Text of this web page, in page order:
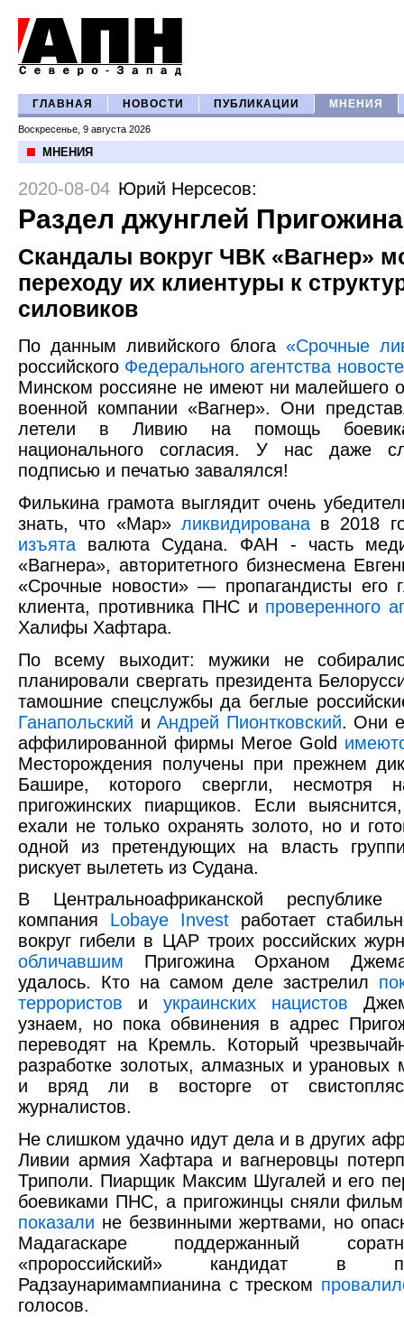
ГЛАВНАЯ НОВОСТИ ПУБЛИКАЦИИ МНЕНИЯ
Воскресенье, 9 августа 2026
МНЕНИЯ
2020-08-04 Юрий Нерсесов:
Раздел джунглей Пригожина
Скандалы вокруг ЧВК «Вагнер»
переходу их клиентуры к
силовиков
По данным ливийского блога «Срочные
российского Федерального агентства
Минском россияне не имеют ни малейшего
военной компании «Вагнер». Они
летели в Ливию на помощь
национального согласия. У нас даже
подписью и печатью завалялся!
Филькина грамота выглядит очень
знать, что «Мар» ликвидированав 2018
изъята валюта Судана. ФАН - часть
«Вагнера», авторитетного бизнесмена
«Срочные новости» — пропагандисты его
клиента, противника ПНС и проверенного
Халифы Хафтара.
По всему выходит: мужики не
планировали свергать президента
тамошние спецслужбы да беглые
Ганапольский иАндрей Пионтковский. Они
аффилированной фирмы Meroe Gold
Месторождения получены при прежнем
Башире, которого свергли,
пригожинских пиарщиков. Если
ехали не только охранять золото, но и
одной из претендующих на власть
рискует вылететь из Судана.
В Центральноафриканской республике
компания Lobaye Investработает
вокруг гибели в ЦАР троих российских
обличавшим Пригожина Орханом
удалось. Кто на самом деле застрелил
террористов и украинских нацистов
узнаем, но пока обвинения в адрес
переводят на Кремль. Который
разработке золотых, алмазных и
и вряд ли в восторге от
журналистов.
Не слишком удачно идут дела и в других
Ливии армия Хафтара и вагнеровцы
Триполи. Пиарщик Максим Шугалей и его
боевиками ПНС, а пригожинцы сняли
показали не безвинными жертвами, но
Мадагаскаре поддержанный
«пророссийский» кандидат в
Радзаунаримампианина с треском
голосов.